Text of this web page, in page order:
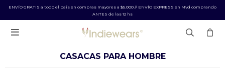
ENVÍO GRATIS a todo el país en compras mayores a $5.000 // ENVÍO EXPRESS en Mvd comprando
ANTES de las 12 hs

CASACAS PARA HOMBRE